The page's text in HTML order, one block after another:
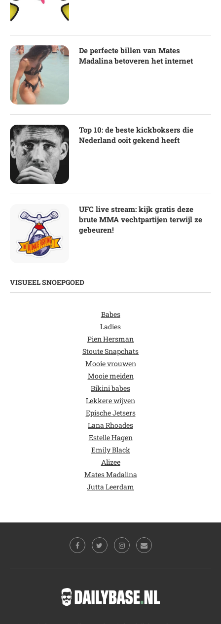
De perfecte billen van Mates
Madalina betoveren het internet
Top 10: de beste kickboksers die
Nederland ooit gekend heeft
UFC live stream: kijk gratis deze
brute MMA vechtpartijen terwijl ze
gebeuren!
VISUEEL SNOEPGOED
Babes
Ladies
Pien Hersman
Stoute Snapchats
Mooie vrouwen
Mooie meiden
Bikini babes
Lekkere wijven
Epische Jetsers
Lana Rhoades
Estelle Hagen
Emily Black
Alizee
Mates Madalina
Jutta Leerdam